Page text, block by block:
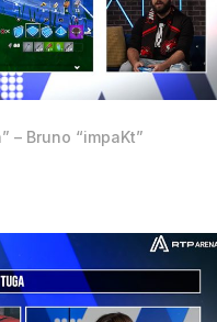
– Bruno “impaKt”